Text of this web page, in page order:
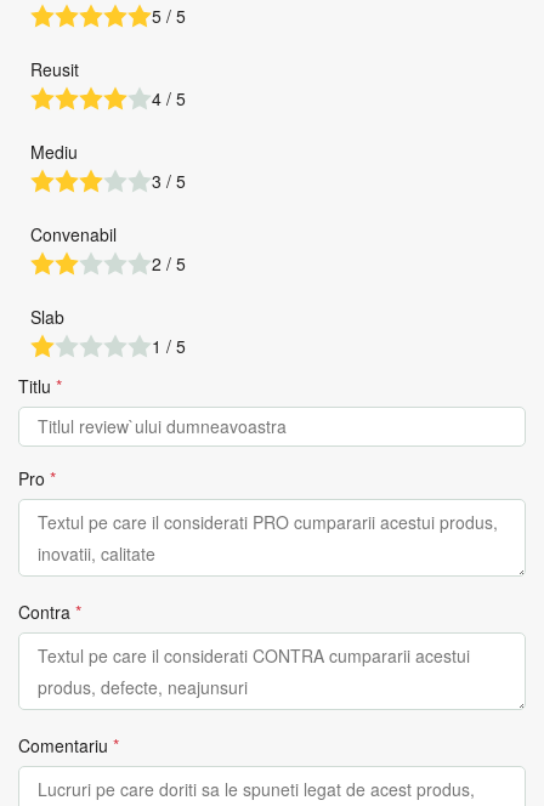
5 / 5
Reusit
4 / 5
Mediu
3 / 5
Convenabil
2 / 5
Slab
1 / 5
Titlu *
Pro *
Contra *
Comentariu *